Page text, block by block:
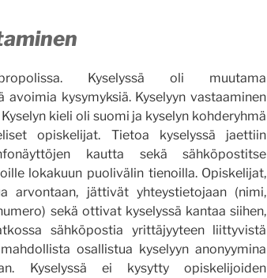
Kyselyssä oli muutama
avoimia kysymyksiä. Kyselyyn vastaaminen
kieli oli suomi ja kyselyn kohderyhmä
opiskelijat. Tietoa kyselyssä jaettiin
kautta sekä sähköpostitse
lokakuun puolivälin tienoilla. Opiskelijat,
arvontaan, jättivät yhteystietojaan (nimi,
sekä ottivat kyselyssä kantaa siihen,
sähköpostia yrittäjyyteen liittyvistä
osallistua kyselyyn anonyymina
Kyselyssä ei kysytty opiskelijoiden